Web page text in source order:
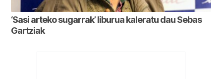
‘Sasi arteko sugarrak’ liburua kaleratu dau Sebas
Gartziak